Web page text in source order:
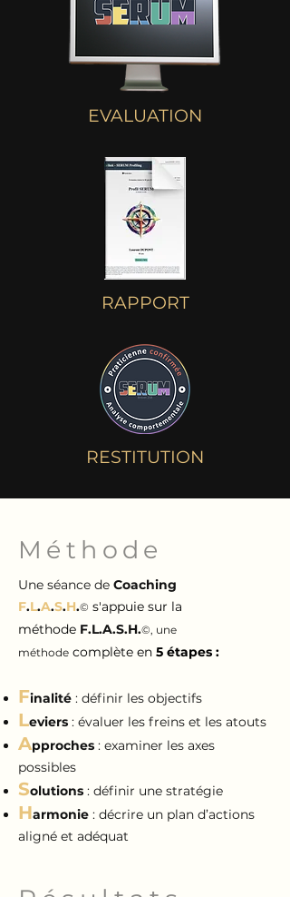
EVALUATION
RAPPORT
RESTITUTION
Méthode
Une séance de Coaching
F.L.A.S.H.© s'appuie sur la
méthode F.L.A.S.H.©, une
méthode complète en 5 étapes :
Finalité : définir les objectifs
Leviers : évaluer les freins et les atouts
Approches : examiner les axes
possibles
Solutions : définir une stratégie
Harmonie : décrire un plan d’actions
aligné et adéquat